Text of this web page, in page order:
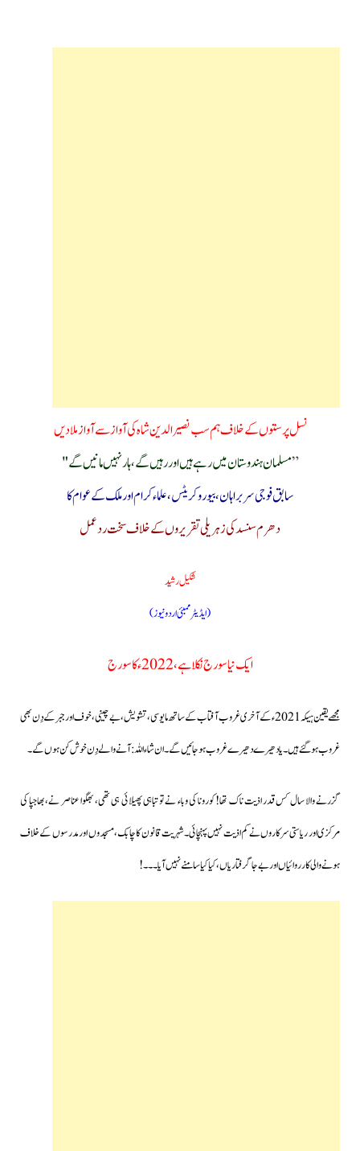
نسل پرستوں کے خلاف ہم سب نصیرالدین شاہ کی آواز سے آواز ملادیں
”مسلمان ہندوستان میں رہے ہیں اور رہیں گے،ہار نہیں مانیں گے "
سابق فوجی سربراہان، بیوروکریٹس،علماءکرام اور ملک کے عوام کا
دھرم سنسد کی زہریلی تقریروں کے خلاف سخت ردعمل
شکیل رشید
(ایڈیٹر ممبئی اردو نیوز)
ایک نیا سورج نکلا ہے ، 2022ء کا سورج
مجھے یقین ہیکہ 2021ء کے آخری غروب آفتاب کے ساتھ مایوسی، تشویش،بے چینی،خوف اور جبر کے دِن بھی
غروب ہوگئے ہیں۔یا دھیرے دھیرے غروب ہوجائیں گے۔ان شاء اللہ: آنے والے دِن خوش کن ہوں گے۔
گزرنے والا سال کس قدر اذیت ناک تھا! کورونا کی وباء نے تو تباہی پھیلائی ہی تھی، بھگوا عناصر نے، بھاجپا کی
مرکزی اور ریاستی سرکاروں نے کم اذیت نہیں پہنچائی۔شہریت قانون کا چابک، مسجدوں اور مدرسوں کے خلاف
ہونے والی کارروائیاں اور بے جا گرفتاریاں ،کیا کیا سامنے نہیں آیا۔۔۔!